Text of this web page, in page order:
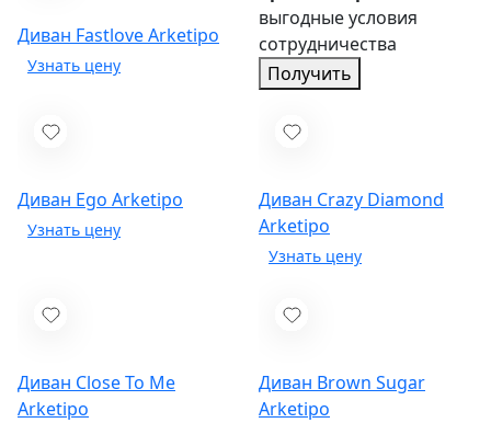
Диван FastloveArketipo
выгодные условия
сотрудничества
Получить
Диван Ego Arketipo
Диван Crazy Diamond
Arketipo
Диван Close To Me
Arketipo
Диван Brown Sugar
Arketipo